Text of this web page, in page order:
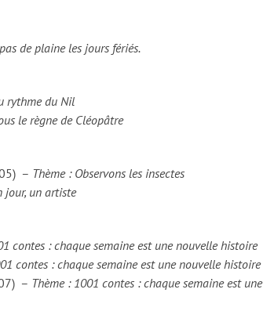
de plaine les jours fériés.
rythme du Nil
le règne de Cléopâtre
– Thème : Observons les insectes
jour, un artiste
contes : chaque semaine est une nouvelle histoire
contes : chaque semaine est une nouvelle histoire
– Thème : 1001 contes : chaque semaine est une